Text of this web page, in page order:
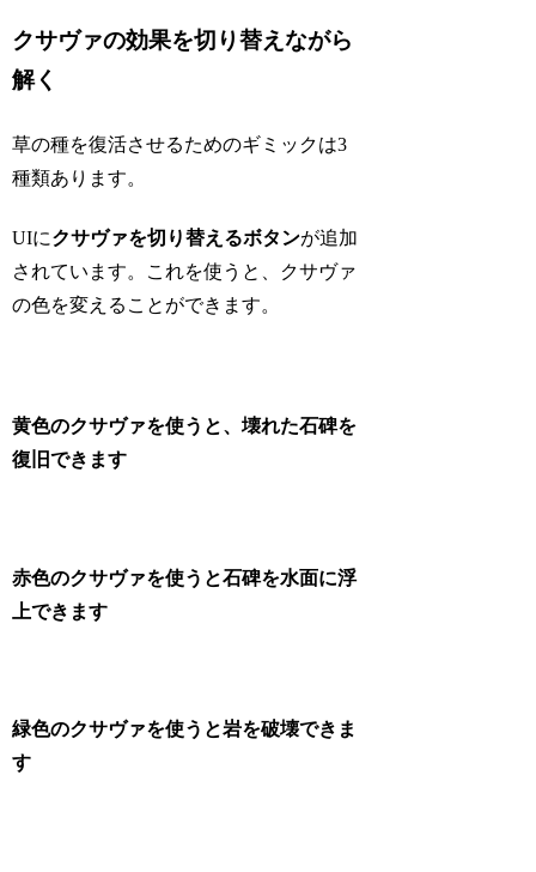
クサヴァの効果を切り替えながら
解く
草の種を復活させるためのギミックは3
種類あります。
UIにクサヴァを切り替えるボタンが追加
されています。これを使うと、クサヴァ
の色を変えることができます。
黄色のクサヴァを使うと、壊れた石碑を
復旧できます
赤色のクサヴァを使うと石碑を水面に浮
上できます
緑色のクサヴァを使うと岩を破壊できま
す